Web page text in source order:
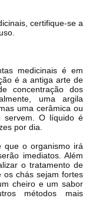
certifique-se a
medicinais é em
é a antiga arte de
concentração dos
uma argila
uma cerâmica ou
servem. O líquido é
por dia.
que o organismo irá
imediatos. Além
o tratamento de
os chás sejam fortes
cheiro e um sabor
métodos mais